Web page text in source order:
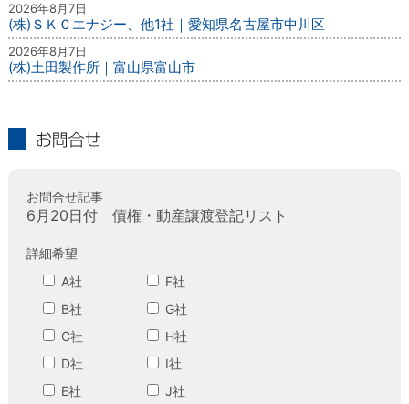
2026年8月7日
(株)ＳＫＣエナジー、他1社｜愛知県名古屋市中川区
2026年8月7日
(株)土田製作所｜富山県富山市
お問合せ記事
6月20日付 債権・動産譲渡登記リスト
詳細希望
A社
B社
C社
D社
E社
F社
G社
H社
I社
J社